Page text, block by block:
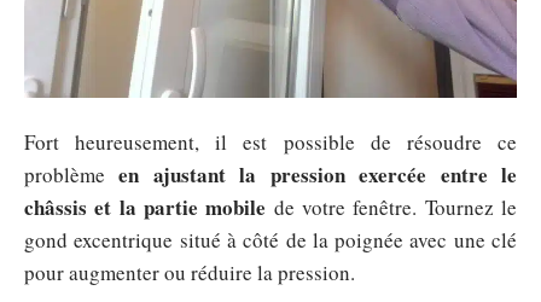
Fort heureusement, il est possible de résoudre ce
problèmeen ajustant la pression exercée entre le
châssis et la partie mobile de votre fenêtre. Tournez le
gond excentrique situé à côté de la poignée avec une clé
pour augmenter ou réduire la pression.